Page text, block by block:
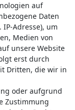
auf
Daten
Adresse), um
Medien von
unsere Website
erst durch
Dritten, die wir in
oder aufgrund
Zustimmung
auf
Daten
Adresse), um
Medien von
unsere Website
erst durch
Dritten, die wir in
oder aufgrund
Zustimmung